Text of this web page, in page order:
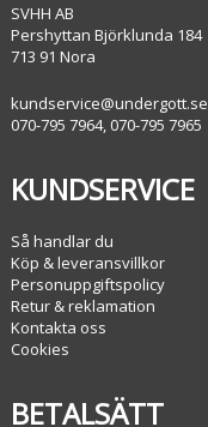
SVHH AB
Pershyttan Björklunda 184
713 91 Nora
kundservice@undergott.se
070-795 7964, 070-795 7965
KUNDSERVICE
Så handlar du
Köp & leveransvillkor
Personuppgiftspolicy
Retur & reklamation
Kontakta oss
Cookies
BETALSÄTT